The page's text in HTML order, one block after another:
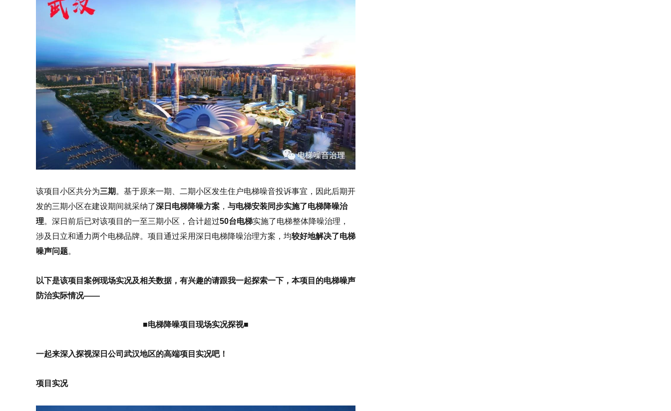
该项目小区共分为三期 。基于原来一期、二期小区发生住户电梯噪音投诉事宜，因此后期开
发的三期小区在建设期间就采纳了深日电梯降噪方案 ， 与电梯安装同步实施了电梯降噪治
理。深日前后已对该项目的一至三期小区，合计超过50台电梯实施了电梯整体降噪治理，
涉及日立和通力两个电梯品牌。项目通过采用深日电梯降噪治理方案，均较好地解决了电梯
噪声问题。
以下是该项目案例现场实况及相关数据，有兴趣的请跟我一起探索一下，本项目的电梯噪声
防治实际情况——
■电梯降噪项目现场实况探视■
一起来深入探视深日公司武汉地区的高端项目实况吧！
项目实况